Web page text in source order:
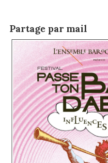
Partage par mail